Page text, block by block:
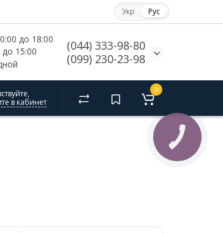
Укр Рус
до 18:00
до 15:00
(044) 333-98-80
(099) 230-23-98
в кабинет
0
КНОПКА
СВЯЗИ